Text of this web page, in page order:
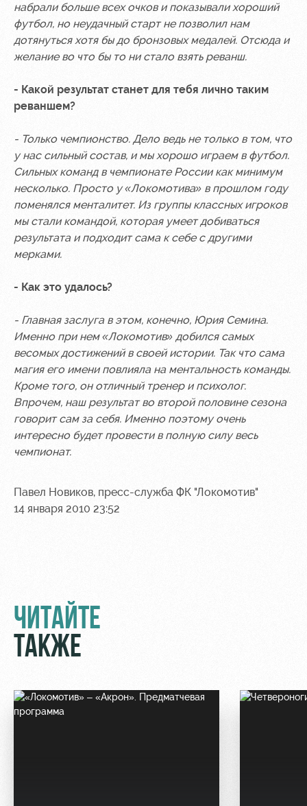
набрали больше всех очков и показывали хороший
футбол, но неудачный старт не позволил нам
дотянуться хотя бы до бронзовых медалей. Отсюда и
желание во что бы то ни стало взять реванш.
- Какой результат станет для тебя лично таким
реваншем?
- Только чемпионство. Дело ведь не только в том, что
у нас сильный состав, и мы хорошо играем в футбол.
Сильных команд в чемпионате России как минимум
несколько. Просто у «Локомотива» в прошлом году
поменялся менталитет. Из группы классных игроков
мы стали командой, которая умеет добиваться
результата и подходит сама к себе с другими
мерками.
- Как это удалось?
- Главная заслуга в этом, конечно, Юрия Семина.
Именно при нем «Локомотив» добился самых
весомых достижений в своей истории. Так что сама
магия его имени повлияла на ментальность команды.
Кроме того, он отличный тренер и психолог.
Впрочем, наш результат во второй половине сезона
говорит сам за себя. Именно поэтому очень
интересно будет провести в полную силу весь
чемпионат.
Павел Новиков, пресс-служба ФК "Локомотив"
14 января 2010 23:52
ЧИТАЙТЕ
ТАКЖЕ